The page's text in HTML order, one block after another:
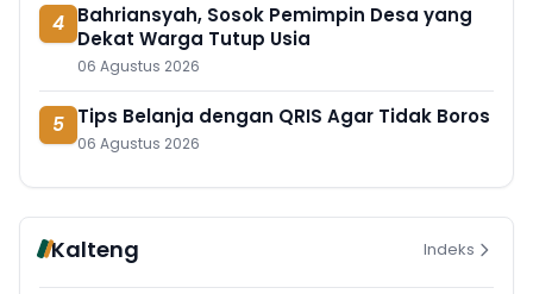
4 Bahriansyah, Sosok Pemimpin Desa yang
Dekat Warga Tutup Usia
06 Agustus 2026
5 Tips Belanja dengan QRIS Agar Tidak Boros
06 Agustus 2026
Kalteng Indeks